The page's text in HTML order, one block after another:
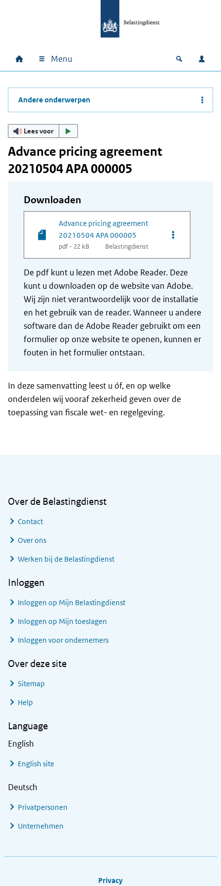
Hoofdnavigatie
Home Menu Open
Andere onderwerpen
Lees voor
Advance pricing agreement
20210504 APA 000005
Downloaden
Advance pricing agreement
20210504 APA 000005
pdf - 22 kB Belastingdienst
Opties van
De pdf kunt u lezen met Adobe Reader. Deze
kunt u downloaden op de website van Adobe.
Wij zijn niet verantwoordelijk voor de installatie
en het gebruik van de reader. Wanneer u andere
software dan de Adobe Reader gebruikt om een
formulier op onze website te openen, kunnen er
fouten in het formulier ontstaan.
In deze samenvatting leest u óf, en op welke
onderdelen wij vooraf zekerheid geven over de
toepassing van fiscale wet- en regelgeving.
Over de Belastingdienst
Contact
Over ons
Werken bij de Belastingdienst
Inloggen
Inloggen op Mijn Belastingdienst
Inloggen op Mijn toeslagen
Inloggen voor ondernemers
Over deze site
Sitemap
Help
Language
English
English site
Deutsch
Privatpersonen
Unternehmen
Privacy